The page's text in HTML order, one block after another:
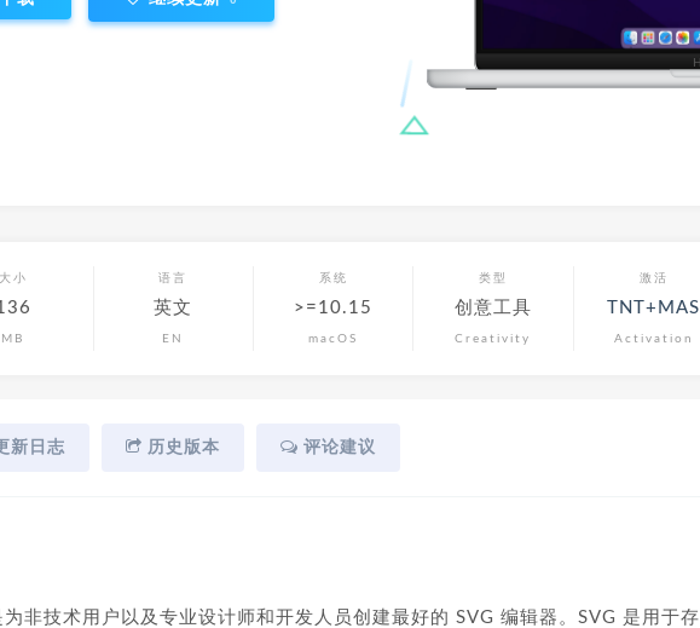
大小
MB
语言
英文
EN
系统
>=10.15
macOS
类型
创意工具
Creativity
激活
TNT+MAS
Activation
新日志 历史版本 评论建议
非技术用户以及专业设计师和开发人员创建最好的 SVG 编辑器。SVG 是用于存